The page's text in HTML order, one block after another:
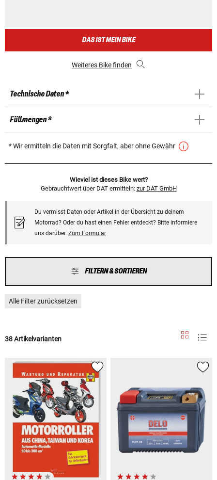
DAS IST MEIN BIKE
Weiteres Bike finden
Technische Daten *
Füllmengen *
* Wir ermitteln die Daten mit Sorgfalt, aber ohne Gewähr
Wieviel ist dieses Bike wert?
Gebrauchtwert über DAT ermitteln: zur DAT GmbH
Du vermisst Daten oder Artikel in der Übersicht zu deinem
Motorrad? Oder du hast einen Fehler entdeckt? Bitte informiere
uns darüber. Zum Formular
FILTERN & SORTIEREN
Alle Filter zurücksetzen
38 Artikelvarianten